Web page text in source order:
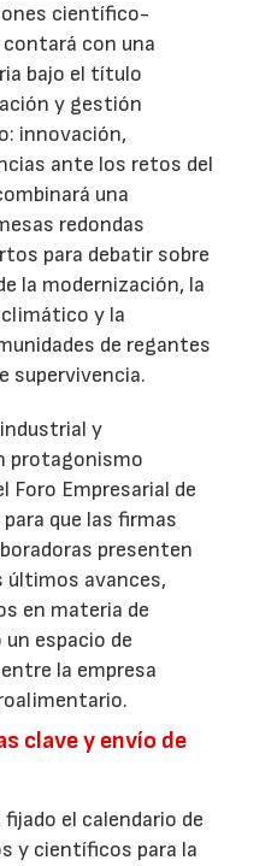
científico-
con una
bajo el título
y gestión
innovación,
ante los retos del
una
redondas
para debatir sobre
la modernización, la
y la
de regantes
supervivencia.
y
protagonismo
Foro Empresarial de
que las firmas
presenten
últimos avances,
en materia de
espacio de
la empresa
clave y envío de
el calendario de
y científicos para la